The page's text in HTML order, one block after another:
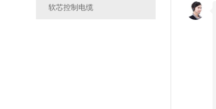
软芯控制电缆